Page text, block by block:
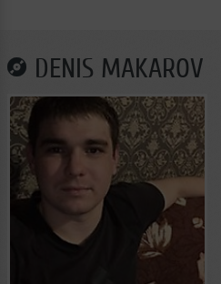
DENIS MAKAROV